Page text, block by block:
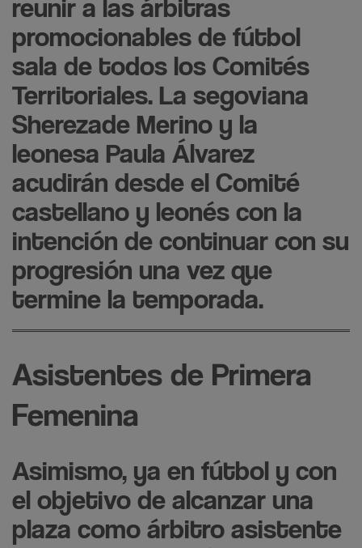
promocionables de fútbol
sala de todos los Comités
Territoriales. La segoviana
Sherezade Merino y la
leonesa Paula Álvarez
acudirán desde el Comité
castellano y leonés con la
intención de continuar con su
progresión una vez que
termine la temporada.
Asistentes de Primera
Femenina
Asimismo, ya en fútbol y con
el objetivo de alcanzar una
plaza como árbitro asistente